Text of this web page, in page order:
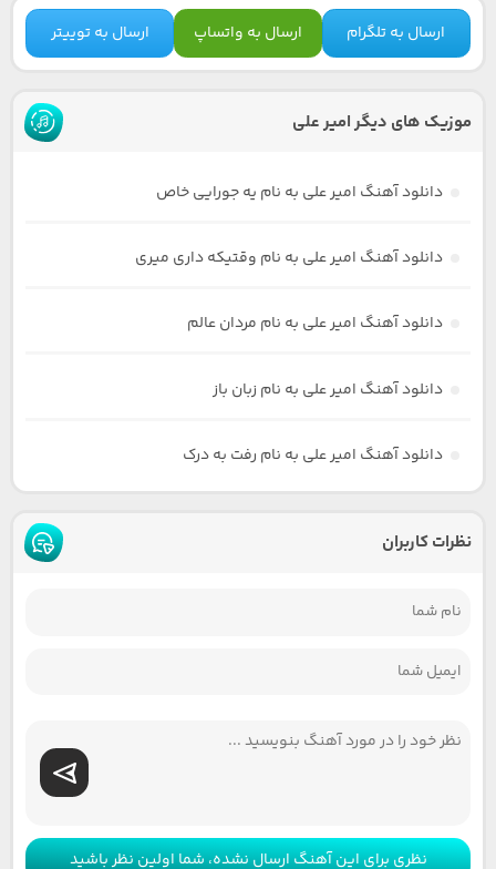
ارسال به تلگرام ارسال به واتساپ ارسال به توییتر
موزیک های دیگر امیر علی
دانلود آهنگ امیر علی به نام یه جورایی خاص
دانلود آهنگ امیر علی به نام وقتیکه داری میری
دانلود آهنگ امیر علی به نام مردان عالم
دانلود آهنگ امیر علی به نام زبان باز
دانلود آهنگ امیر علی به نام رفت به درک
نظرات کاربران
نظری برای این آهنگ ارسال نشده، شما اولین نظر باشید